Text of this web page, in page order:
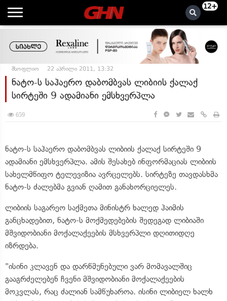
12+
მსოფლიო 22 აპრილი 2011, 13:32
ნატო-ს საჰაერო დაბომბვას ლიბიის ქალაქ
სირტეში 9 ადამიანი ემსხვერპლა
659
ნატო-ს საჰაერო დაბომბვას ლიბიის ქალაქ სირტეში 9
ადამიანი ემსხვერპლა. ამის შესახებ ინფორმაციას ლიბიის
სახელმწიფო ტელევიზია ავრცელებს. სირტეზე თავდასხმა
ნატო-ს ძალებმა გვიან ღამით განახორციელეს.
ლიბიის საგარეო საქმეთა მინისტრ ხალედ ჰაიმის
განცხადებით, ნატო-ს მოქმედებების შედეგად ლიბიაში
მშვიდობიანი მოქალაქეების მსხვერპლი დღითიდღე
იზრდება.
"ისინი კლავენ და დარწმუნებული ვარ მომავალშიც
გააგრძელებენ ჩვენი მშვიდობიანი მოქალაქეების
მოკვლას, რაც ძალიან სამწუხაროა. ისინი ლიბიელ ხალხ